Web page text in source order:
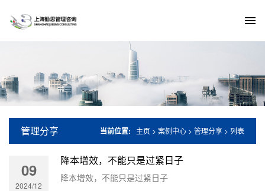
管理分享 当前位置: 主页 > 案例中心 > 管理分享 > 列表
09
2024/12
降本增效，不能只是过紧日子
降本增效，不能只是过紧日子